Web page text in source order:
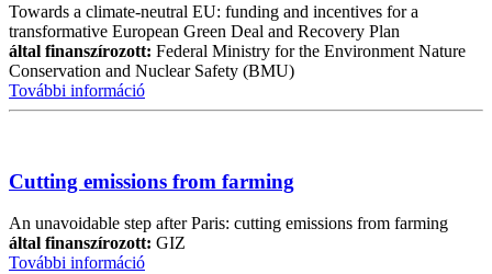
Towards a climate-neutral EU: funding and incentives for a
transformative European Green Deal and Recovery Plan
által finanszírozott: Federal Ministry for the Environment Nature
Conservation and Nuclear Safety (BMU)
További információ
Cutting emissions from farming
An unavoidable step after Paris: cutting emissions from farming
által finanszírozott: GIZ
További információ